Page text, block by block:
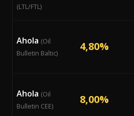
(LTL/FTL)
Ahola (Oil
Bulletin Baltic)
4,80%
Ahola (Oil
Bulletin CEE)
8,00%